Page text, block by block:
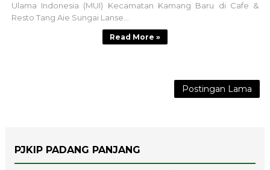
Ulama Indonesia (MUI) Kecamatan Kamang Baru di Cafe &
Resto Tang Aie Sungai Lanse...
Read More »
Postingan Lama
PJKIP PADANG PANJANG